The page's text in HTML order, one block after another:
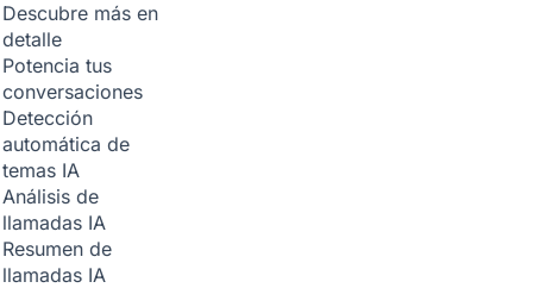
Descubre más en
detalle
Potencia tus
conversaciones
Detección
automática de
temas IA
Análisis de
llamadas IA
Resumen de
llamadas IA